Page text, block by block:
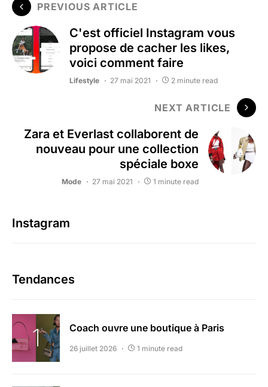
PREVIOUS ARTICLE
C'est officiel Instagram vous
propose de cacher les likes,
voici comment faire
Lifestyle 27 mai 2021 2 minute read
NEXT ARTICLE
Zara et Everlast collaborent de
nouveau pour une collection
spéciale boxe
Mode 27 mai 2021 1 minute read
Instagram
Tendances
Coach ouvre une boutique à Paris
26 juillet 2026 1 minute read